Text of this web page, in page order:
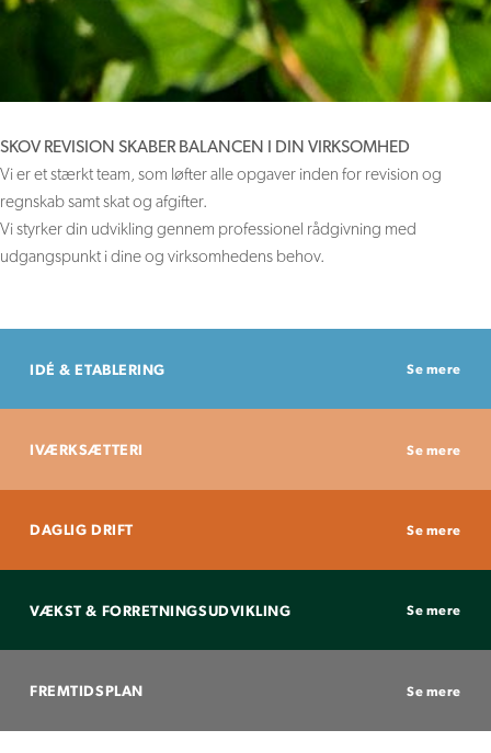
SKOV REVISION SKABER BALANCEN I DIN VIRKSOMHED
Vi er et stærkt team, som løfter alle opgaver inden for revision og
regnskab samt skat og afgifter.
Vi styrker din udvikling gennem professionel rådgivning med
udgangspunkt i dine og virksomhedens behov.
IDÉ & ETABLERING Se mere
IVÆRKSÆTTERI Se mere
DAGLIG DRIFT Se mere
VÆKST & FORRETNINGSUDVIKLING Se mere
FREMTIDSPLAN Se mere